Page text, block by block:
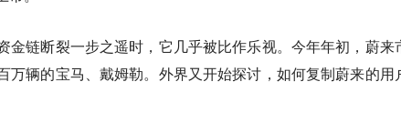
金链断裂一步之遥时，它几乎被比作乐视。今年年初，蔚来
万辆的宝马、戴姆勒。外界又开始探讨，如何复制蔚来的用